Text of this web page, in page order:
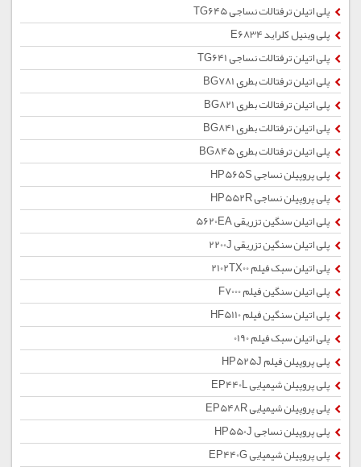
پلی اتیلن ترفتالات نساجی TG645
پلی وینیل کلراید E6834
پلی اتیلن ترفتالات نساجی TG641
پلی اتیلن ترفتالات بطری BG781
پلی اتیلن ترفتالات بطری BG821
پلی اتیلن ترفتالات بطری BG841
پلی اتیلن ترفتالات بطری BG845
پلی پروپیلن نساجی HP565S
پلی پروپیلن نساجی HP552R
پلی اتیلن سنگین تزریقی 5620EA
پلی اتیلن سنگین تزریقی 2200J
پلی اتیلن سبک فیلم 2102TX00
پلی اتیلن سنگین فیلم F7000
پلی اتیلن سنگین فیلم HF5110
پلی اتیلن سبک فیلم 0190
پلی پروپیلن فیلم HP525J
پلی پروپیلن شیمیایی EP440L
پلی پروپیلن شیمیایی EP548R
پلی پروپیلن نساجی HP550J
پلی پروپیلن شیمیایی EP440G